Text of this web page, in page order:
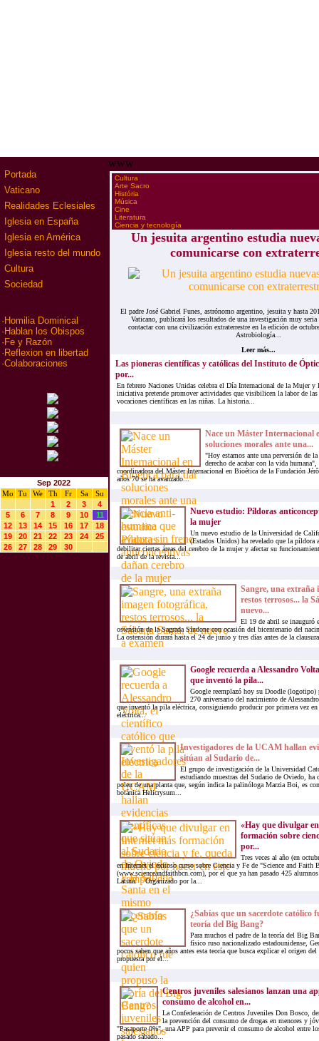
Portada
Vaticano
Realidades Eclesiales
Iglesia en España
Iglesia en América
Iglesia resto del mundo
Cultura
Sociedad
· Homilia Dominical
· Hablan los Obispos
· Fe y Razón
· Reflexion en libertad
·Colaboraciones
Sep 2022
Mo
Tu We Th Fr Sa
Su
1
2 3
4
5
6 7 8 9 10
11
12
13 14 15 16 17
18
19
20 21 22 23 24
25
26
27 28 29 30
www
·Cultura
·Arte Sacro
·História
·Música
·Cine
·Literatura
·Ciencia y tecnología
Un jesuita argentino estudia
comunicarse con
El padre José Gabriel Funes, astrónomo argentino, jesuita y hasta
Vaticano, publicará los resultados de una investigación muy
contactar con una civilización extraterrestre en la edición de
Astrobiología...
Leer más...
Las pioneras científicas y católicas del Instituto de
por...
En febrero Naciones Unidas celebra el Día Internacional de la Mujer y
iniciativa pretende promover actividades que visibilicen la labor de
vocaciones científicas en las niñas. La historia...
Nace un Máster Internacional
soluciones morales ante una...
"Hoy estamos ante una perversión de
derecho de acabar con la vida
coordinadora del Máster Internacional en Bioética de la Fundación
años 70 se ha avanzado...
Nuevo estudio: Píldoras
la mujer
Un nuevo estudio de la Universidad de
(Estados Unidos) ha revelado que la píldora
debilitar ciertas áreas del cerebro de la mujer y afectar su
de abril de la revista...
Sangre, una extraña
restos terrosos... la
nuevo...
El 19 de abril se inauguró
ostensión de la Sagrada Sindone con ocasión del bicentenario del
La ostensión durará hasta el 24 de junio y tres días antes de la
Google recuerda a Alessandro
que inventó la pila...
Google reemplazó hoy su Doodle (logotipo)
270 aniversario del nacimiento de
que inventó la pila eléctrica, consiguiendo producir por primera vez
eléctrica...
Investigadores de la UCAM hallan
sitúan al Sudario de...
El grupo de investigación de la Universidad
estudiando muestras del Sudario de Oviedo, ha
polen de una planta que, según indica la palinóloga Marzia Boi, es
botánica Helicrysum...
«Hay que divulgar
formación sobre
por...
Tres veces al año (en
en Internet el exitoso curso sobre Ciencia y Fe de "Science and Faith
(www.scienceandfaithbcn.com), por el que ya han pasado 425
Latina. Organizado por la...
¿Sabías que un sacerdote católico
teoría del Big Bang?
Para muchos el padre de la teoría del Big
físico ruso nacionalizado estadounidense,
pocos saben que años antes esta teoría que busca explicar el origen
propuesta por el...
Centros juveniles salesianos lanzan una
consumo de alcohol en...
La Confederación de Centros Juveniles Don Bosco,
la prevención del consumo de drogas en menores y
"Pasaporte 0%", una APP para prevenir el consumo de alcohol entre
pasado sábado...